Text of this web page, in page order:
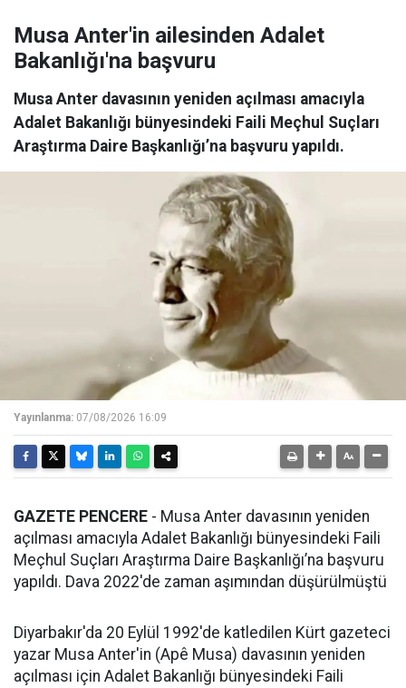
Musa Anter'in ailesinden Adalet
Bakanlığı'na başvuru
Musa Anter davasının yeniden açılması amacıyla
Adalet Bakanlığı bünyesindeki Faili Meçhul Suçları
Araştırma Daire Başkanlığı’na başvuru yapıldı.
Yayınlanma: 07/08/2026 16:09
GAZETE PENCERE - Musa Anter davasının yeniden
açılması amacıyla Adalet Bakanlığı bünyesindeki Faili
Meçhul Suçları Araştırma Daire Başkanlığı’na başvuru
yapıldı. Dava 2022'de zaman aşımından düşürülmüştü
Diyarbakır'da 20 Eylül 1992'de katledilen Kürt gazeteci
yazar Musa Anter'in (Apê Musa) davasının yeniden
açılması için Adalet Bakanlığı bünyesindeki Faili